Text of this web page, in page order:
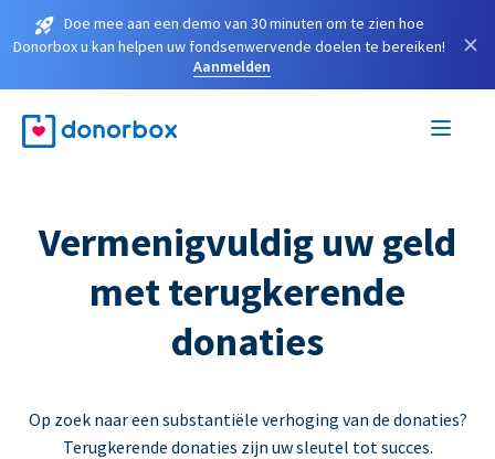
Doe mee aan een demo van 30 minuten om te zien hoe
Donorbox u kan helpen uw fondsenwervende doelen te bereiken!
Aanmelden
×
Vermenigvuldig uw geld
met terugkerende
donaties
Op zoek naar een substantiële verhoging van de donaties?
Terugkerende donaties zijn uw sleutel tot succes.